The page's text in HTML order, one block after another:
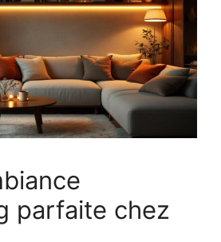
parfaite chez